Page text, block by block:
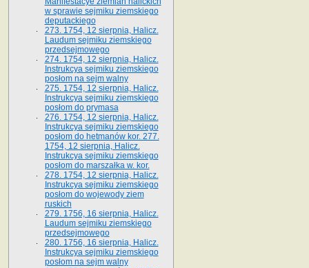
w sprawie sejmiku ziemskiego
deputackiego
273. 1754, 12 sierpnia, Halicz.
Laudum sejmiku ziemskiego
przedsejmowego
274. 1754, 12 sierpnia, Halicz.
Instrukcya sejmiku ziemskiego
posłom na sejm walny
275. 1754, 12 sierpnia, Halicz.
Instrukcya sejmiku ziemskiego
posłom do prymasa
276. 1754, 12 sierpnia, Halicz.
Instrukcya sejmiku ziemskiego
posłom do hetmanów kor. 277.
1754, 12 sierpnia, Halicz.
Instrukcya sejmiku ziemskiego
posłom do marszałka w. kor.
278. 1754, 12 sierpnia, Halicz.
Instrukcya sejmiku ziemskiego
posłom do wojewody ziem
ruskich
279. 1756, 16 sierpnia, Halicz.
Laudum sejmiku ziemskiego
przedsejmowego
280. 1756, 16 sierpnia, Halicz.
Instrukcya sejmiku ziemskiego
posłom na sejm walny